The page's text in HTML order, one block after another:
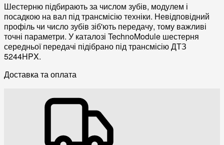
Шестерню підбирають за числом зубів, модулем і
посадкою на вал під трансмісію техніки. Невідповідний
профіль чи число зубів зіб'ють передачу, тому важливі
точні параметри. У каталозі TechnoModule шестерня
середньої передачі підібрано під трансмісію ДТЗ
5244HPX.
Доставка та оплата